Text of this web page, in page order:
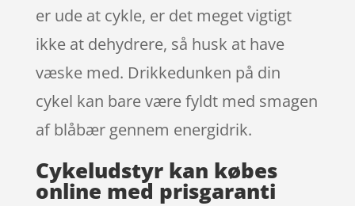
er ude at cykle, er det meget vigtigt
ikke at dehydrere, så husk at have
væske med. Drikkedunken på din
cykel kan bare være fyldt med smagen
af blåbær gennem energidrik.
Cykeludstyr kan købes
online med prisgaranti